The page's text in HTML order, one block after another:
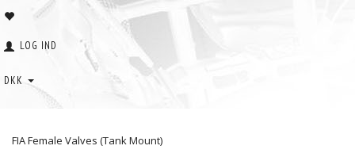
LOG IND
DKK
FIA Female Valves (Tank Mount)